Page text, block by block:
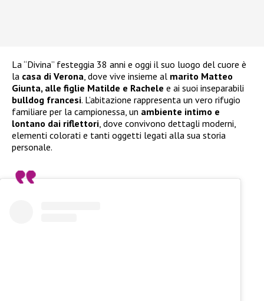
La “Divina” festeggia 38 anni e oggi il suo luogo del cuore è
la casa di Verona, dove vive insieme al marito Matteo
Giunta, alle figlie Matilde e Rachele e ai suoi inseparabili
bulldog francesi. L’abitazione rappresenta un vero rifugio
familiare per la campionessa, un ambiente intimo e
lontano dai riflettori, dove convivono dettagli moderni,
elementi colorati e tanti oggetti legati alla sua storia
personale.